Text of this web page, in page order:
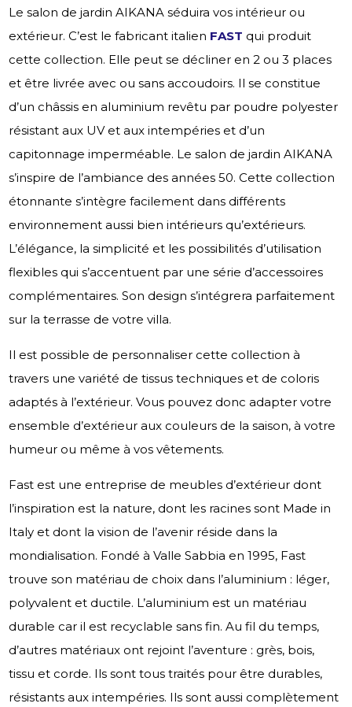
Le salon de jardin AIKANA séduira vos intérieur ou
extérieur. C’est le fabricant italien FAST qui produit
cette collection. Elle peut se décliner en 2 ou 3 places
et être livrée avec ou sans accoudoirs. Il se constitue
d’un châssis en aluminium revêtu par poudre polyester
résistant aux UV et aux intempéries et d’un
capitonnage imperméable. Le salon de jardin AIKANA
s’inspire de l’ambiance des années 50. Cette collection
étonnante s’intègre facilement dans différents
environnement aussi bien intérieurs qu’extérieurs.
L’élégance, la simplicité et les possibilités d’utilisation
flexibles qui s’accentuent par une série d’accessoires
complémentaires. Son design s’intégrera parfaitement
sur la terrasse de votre villa.
Il est possible de personnaliser cette collection à
travers une variété de tissus techniques et de coloris
adaptés à l’extérieur. Vous pouvez donc adapter votre
ensemble d’extérieur aux couleurs de la saison, à votre
humeur ou même à vos vêtements.
Fast est une entreprise de meubles d’extérieur dont
l’inspiration est la nature, dont les racines sont Made in
Italy et dont la vision de l’avenir réside dans la
mondialisation. Fondé à Valle Sabbia en 1995, Fast
trouve son matériau de choix dans l’aluminium : léger,
polyvalent et ductile. L’aluminium est un matériau
durable car il est recyclable sans fin. Au fil du temps,
d’autres matériaux ont rejoint l’aventure : grès, bois,
tissu et corde. Ils sont tous traités pour être durables,
résistants aux intempéries. Ils sont aussi complètement